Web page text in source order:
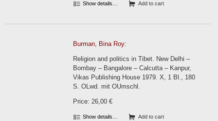
Show details… Add to cart
Burman, Bina Roy:
Religion and politics in Tibet. New Delhi –
Bombay – Bangalore – Calcutta – Kanpur,
Vikas Publishing House 1979. X, 1 Bl., 180
S. OLwd. mit OUmschl.
Price: 26,00 €
Show details… Add to cart